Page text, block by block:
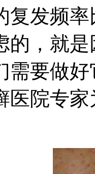
复发频
的，就
需要做
医院专